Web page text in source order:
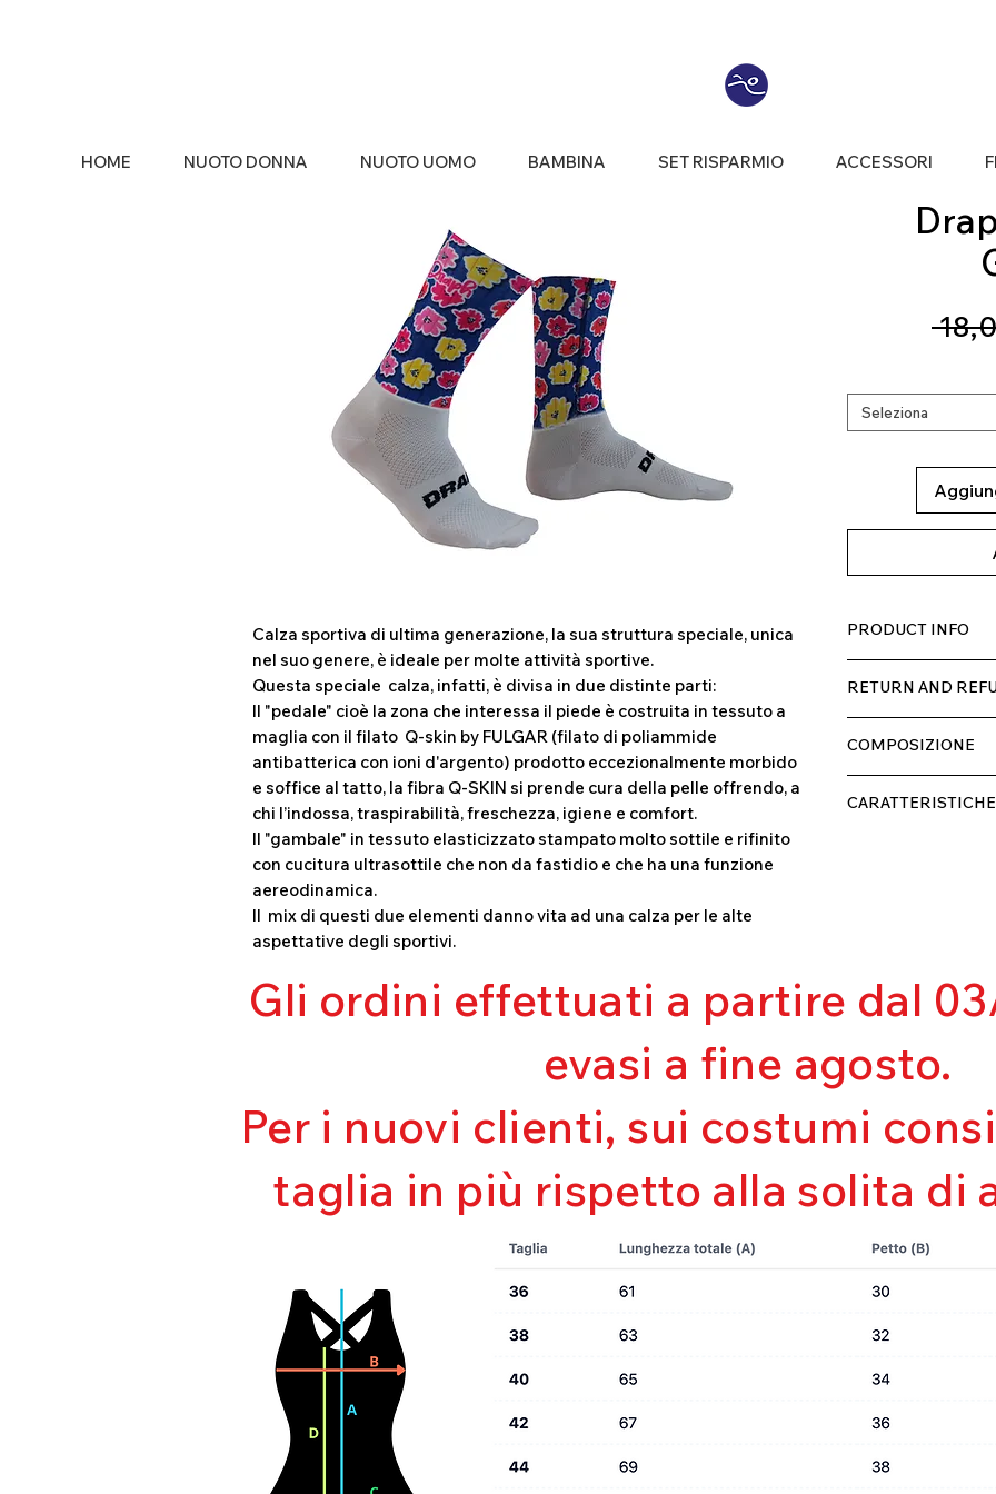
HOME NUOTO DONNA NUOTO UOMO BAMBINA SET RISPARMIO ACCESSORI
Calza sportiva di ultima generazione, la sua struttura speciale, unica
nel suo genere, è ideale per molte attività sportive.
Questa speciale calza, infatti, è divisa in due distinte parti:
Il "pedale" cioè la zona che interessa il piede è costruita in tessuto a
maglia con il filato Q-skin by FULGAR (filato di poliammide
antibatterica con ioni d'argento) prodotto eccezionalmente morbido
e soffice al tatto, la fibra Q-SKIN si prende cura della pelle offrendo, a
chi l’indossa, traspirabilità, freschezza, igiene e comfort.
Il "gambale" in tessuto elasticizzato stampato molto sottile e rifinito
con cucitura ultrasottile che non da fastidio e che ha una funzione
aereodinamica.
Il mix di questi due elementi danno vita ad una calza per le alte
aspettative degli sportivi.
Seleziona
PRODUCT INFO
RETURN AND
ricevimento,
di spedizione, non
ed appurato che
COMPOSIZIONE
Gambale: Poliestere
Perfetta
Comfort
Dry
Fresh
Gli ordini effettuati a partire dal
evasi a fine agosto.
Per i nuovi clienti, sui costumi
taglia in più rispetto alla solita di